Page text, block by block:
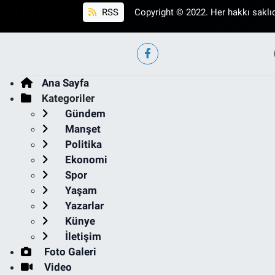
RSS Copyright © 2022. Her hakkı
Ana Sayfa
Kategoriler
Gündem
Manşet
Politika
Ekonomi
Spor
Yaşam
Yazarlar
Künye
İletişim
Foto Galeri
Video